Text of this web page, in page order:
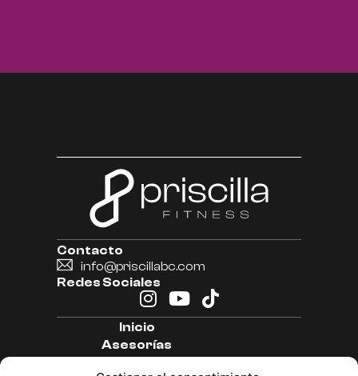
Contacto
info@priscillabc.com
Redes Sociales
Inicio
Asesorías